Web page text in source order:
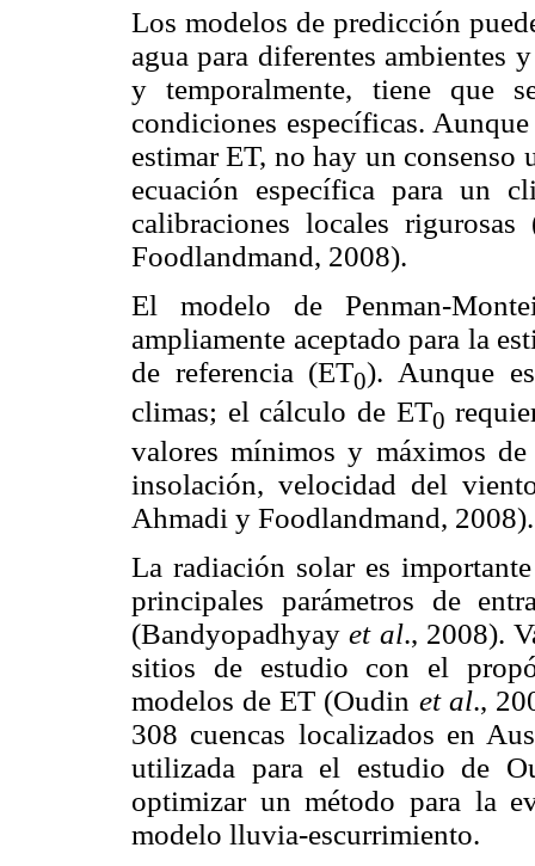
Los modelos de predicción
agua para diferentes ambientes
y temporalmente, tiene que
condiciones específicas.
estimar ET, no hay un consenso
ecuación específica para un
calibraciones locales
Foodlandmand, 2008).
El modelo de Penman-
ampliamente aceptado para la
de referencia (ET0). Aunque
climas; el cálculo de ET0
valores mínimos y máximos de
insolación, velocidad del
Ahmadi y Foodlandmand, 2008).
La radiación solar es
principales parámetros de
(Bandyopadhyayet al., 2008).
sitios de estudio con el
modelos de ET (Oudin et al.,
308 cuencas localizados en
utilizada para el estudio de
optimizar un método para la
modelo lluvia-escurrimiento.